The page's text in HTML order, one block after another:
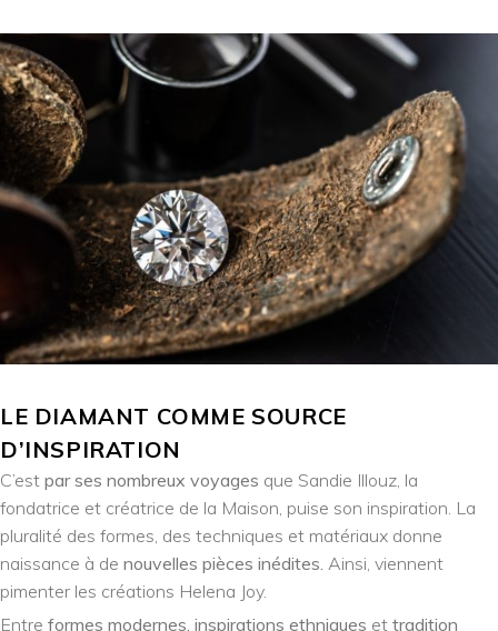
LE DIAMANT COMME SOURCE
D’INSPIRATION
C’est par ses nombreux voyages que Sandie Illouz, la
fondatrice et créatrice de la Maison, puise son inspiration. La
pluralité des formes, des techniques et matériaux donne
naissance à de nouvelles pièces inédites. Ainsi, viennent
pimenter les créations Helena Joy.
Entre formes modernes, inspirations ethniques et tradition